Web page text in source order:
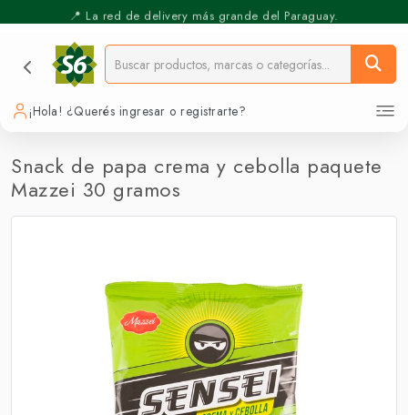
📍 La red de delivery más grande del Paraguay.
⚡️ Pickup Express - Retirás en 30 min.
¡Hola! ¿Querés ingresar o registrarte?
Snack de papa crema y cebolla paquete
Mazzei 30 gramos